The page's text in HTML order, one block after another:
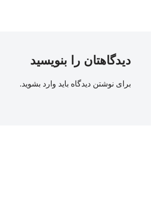
دیدگاهتان را بنویسید
برای نوشتن دیدگاه باید وارد بشوید.